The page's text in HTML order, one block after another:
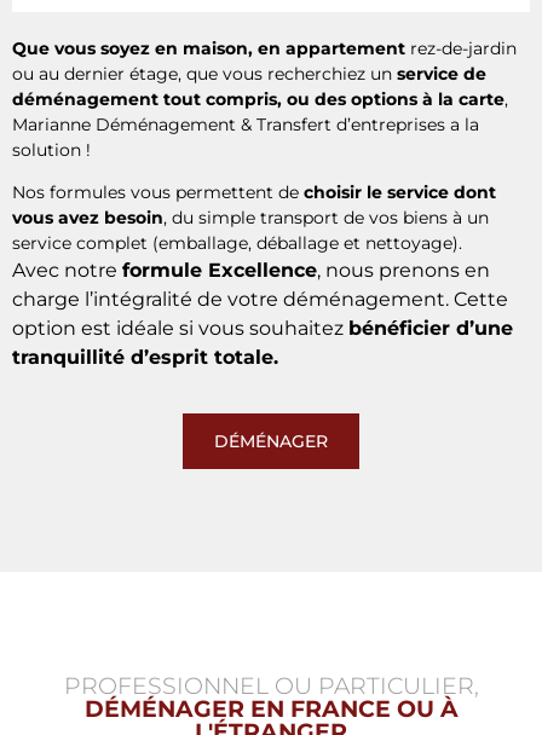
Que vous soyez en maison, en appartement rez-de-jardin
ou au dernier étage, que vous recherchiez un service de
déménagement tout compris, ou des options à la carte,
Marianne Déménagement & Transfert d’entreprises a la
solution !
Nos formules vous permettent de choisir le service dont
vous avez besoin, du simple transport de vos biens à un
service complet (emballage, déballage et nettoyage).
Avec notre formule Excellence, nous prenons en
charge l’intégralité de votre déménagement. Cette
option est idéale si vous souhaitez bénéficier d’une
tranquillité d’esprit totale.
DÉMÉNAGER
PROFESSIONNEL OU PARTICULIER,
DÉMÉNAGER EN FRANCE OU À